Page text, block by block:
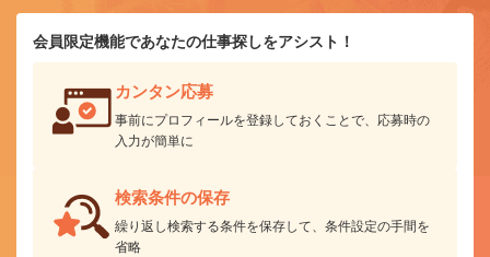
会員限定機能であなたの仕事探しをアシスト！
カンタン応募
事前にプロフィールを登録しておくことで、応募時の
入力が簡単に
検索条件の保存
繰り返し検索する条件を保存して、条件設定の手間を
省略